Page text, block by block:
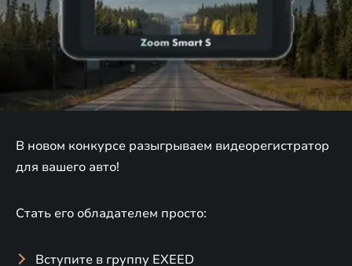
В новом конкурсе разыгрываем видеорегистратор
для вашего авто!
Стать его обладателем просто:
Вступите в группу EXEED